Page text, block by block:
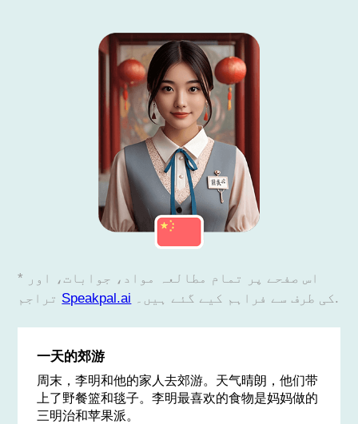
* اس صفحے پر تمام مطالعہ مواد، جوابات، اور
Speakpal.ai کی طرف سے فراہم کیے گئے ہیں۔.
一天的郊游
周末，李明和他的家人去郊游。天气晴朗，他们带
上了野餐篮和毯子。李明最喜欢的食物是妈妈做的
三明治和苹果派。